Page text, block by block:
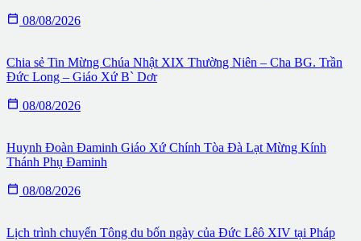
 08/08/2026
Chia sẻ Tin Mừng Chúa Nhật XIX Thường Niên – Cha BG. Trần
Đức Long – Giáo Xứ B` Dơr
 08/08/2026
Huynh Đoàn Đaminh Giáo Xứ Chính Tòa Đà Lạt Mừng Kính
Thánh Phụ Đaminh
 08/08/2026
Lịch trình chuyến Tông du bốn ngày của Đức Lêô XIV tại Pháp